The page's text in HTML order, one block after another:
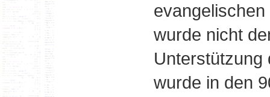
wurde nicht
Unterstützung
wurde in den